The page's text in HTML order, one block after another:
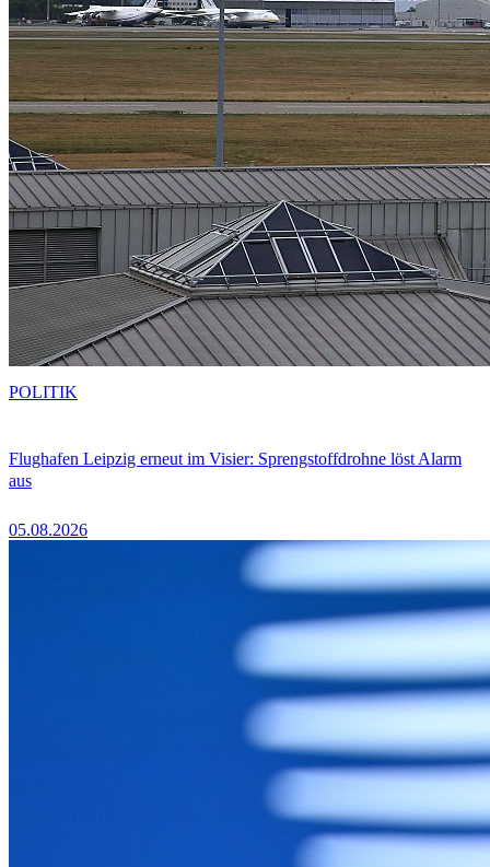
Flughafen Leipzig erneut im Visier: Sprengstoffdrohne löst Alarm
aus
05.08.2026
POLITIK